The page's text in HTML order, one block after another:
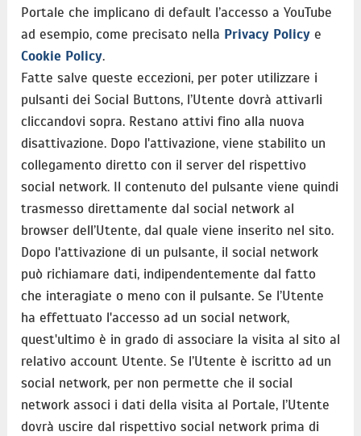
Portale che implicano di default l’accesso a YouTube
ad esempio, come precisato nella Privacy Policye
Cookie Policy.
Fatte salve queste eccezioni, per poter utilizzare i
pulsanti dei Social Buttons, l’Utente dovrà attivarli
cliccandovi sopra. Restano attivi fino alla nuova
disattivazione. Dopo l'attivazione, viene stabilito un
collegamento diretto con il server del rispettivo
social network. Il contenuto del pulsante viene quindi
trasmesso direttamente dal social network al
browser dell’Utente, dal quale viene inserito nel sito.
Dopo l'attivazione di un pulsante, il social network
può richiamare dati, indipendentemente dal fatto
che interagiate o meno con il pulsante. Se l’Utente
ha effettuato l'accesso ad un social network,
quest'ultimo è in grado di associare la visita al sito al
relativo account Utente. Se l’Utente è iscritto ad un
social network, per non permette che il social
network associ i dati della visita al Portale, l’Utente
dovrà uscire dal rispettivo social network prima di